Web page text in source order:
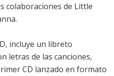
colaboraciones de Little
incluye un libreto
letras de las canciones,
CD lanzado en formato